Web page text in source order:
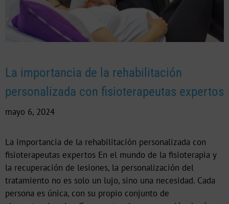
La importancia de la rehabilitación
personalizada con fisioterapeutas expertos
mayo 6, 2024
La importancia de la rehabilitación personalizada con
fisioterapeutas expertos En el mundo de la fisioterapia y
la recuperación de lesiones, la personalización del
tratamiento no es solo un lujo, sino una necesidad. Cada
persona es única, con su propio conjunto de